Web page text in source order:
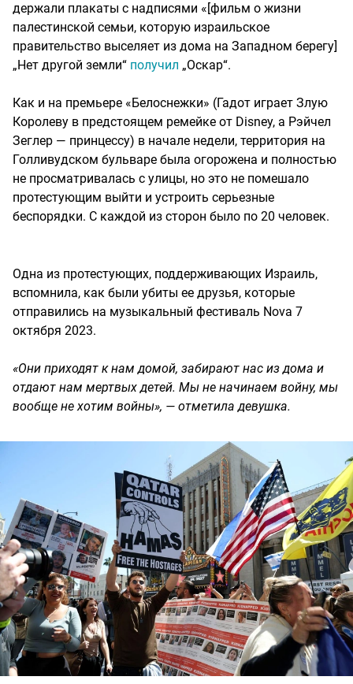
держали плакаты с надписями «[фильм о жизни
палестинской семьи, которую израильское
правительство выселяет из дома на Западном берегу]
„Нет другой земли“ получил „Оскар“.
Как и на премьере «Белоснежки» (Гадот играет Злую
Королеву в предстоящем ремейке от Disney, а Рэйчел
Зеглер — принцессу) в начале недели, территория на
Голливудском бульваре была огорожена и полностью
не просматривалась с улицы, но это не помешало
протестующим выйти и устроить серьезные
беспорядки. С каждой из сторон было по 20 человек.
Одна из протестующих, поддерживающих Израиль,
вспомнила, как были убиты ее друзья, которые
отправились на музыкальный фестиваль Nova 7
октября 2023.
«Они приходят к нам домой, забирают нас из дома и
отдают нам мертвых детей. Мы не начинаем войну, мы
вообще не хотим войны», — отметила девушка.